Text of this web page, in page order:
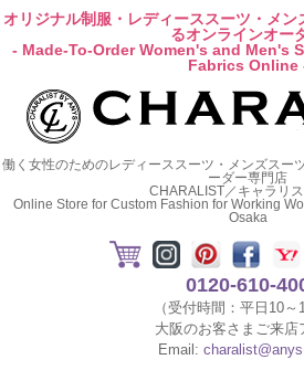
オリジナル制服・レディーススーツ・メ
るオンラインオー
- Made-To-Order Women's and Men's
Fabrics Online
働く女性のためのレディーススーツ・メンズスー
ーダー専門店
CHARALIST／キャラリ
Online Store for Custom Fashion for Working
Osaka
0120-610-
（受付時間：平日10～
大阪のお客さまご来店
Email: